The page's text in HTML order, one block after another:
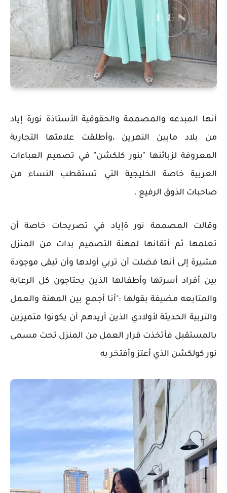
أنها المبدعه والمصممة والحقوقية الأستاذة نورة إياد
من بلاد مابين النهرين ،وأطلقت علامتها التجارية
المعروفة لزبائنها "بنور كلكشن" في تصميم العباءات
العربية خاصة الخليجية التي تستقطب النساء من
صاحبات الذوق الرفيع .
وقالت المصممة نور ةإياد في تصريحات خاصة أن
تعلمها ثم أتقانها لمهنة التصميم بدات من المنزل
مشيرة إلى أنها فضلت أن تربي أولدها وأن تبقى موجودة
بين أفراد أسرتها وأطفالها الذين يحتاجون كل الرعاية
والمتابعه مضيفة بقولها :"أنا أجمع بين المهنة والعمل
والتربية الحديثة لأولادي الذين أريدهم أن يكونوا متميزين
بالمستقبل فأتخذت قرار العمل من المنزل تحت مسمى
نور كولكشن الذي أعتز وأفتخر به